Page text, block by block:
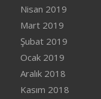
Nisan 2019
Mart 2019
Şubat 2019
Ocak 2019
Aralık 2018
Kasım 2018